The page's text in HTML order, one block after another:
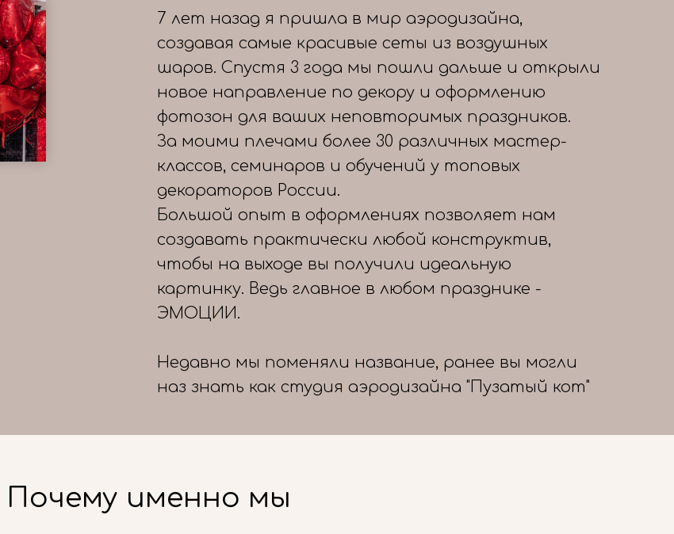
7 лет назад я пришла в мир аэродизайна,
создавая самые красивые сеты из воздушных
шаров. Спустя 3 года мы пошли дальше и открыли
новое направление по декору и оформлению
фотозон для ваших неповторимых праздников.
За моими плечами более 30 различных мастер-
классов, семинаров и обучений у топовых
декораторов России.
Большой опыт в оформлениях позволяет нам
создавать практически любой конструктив,
чтобы на выходе вы получили идеальную
картинку. Ведь главное в любом празднике -
ЭМОЦИИ.
Недавно мы поменяли название, ранее вы могли
наз знать как студия аэродизайна "Пузатый кот"
Почему именно мы